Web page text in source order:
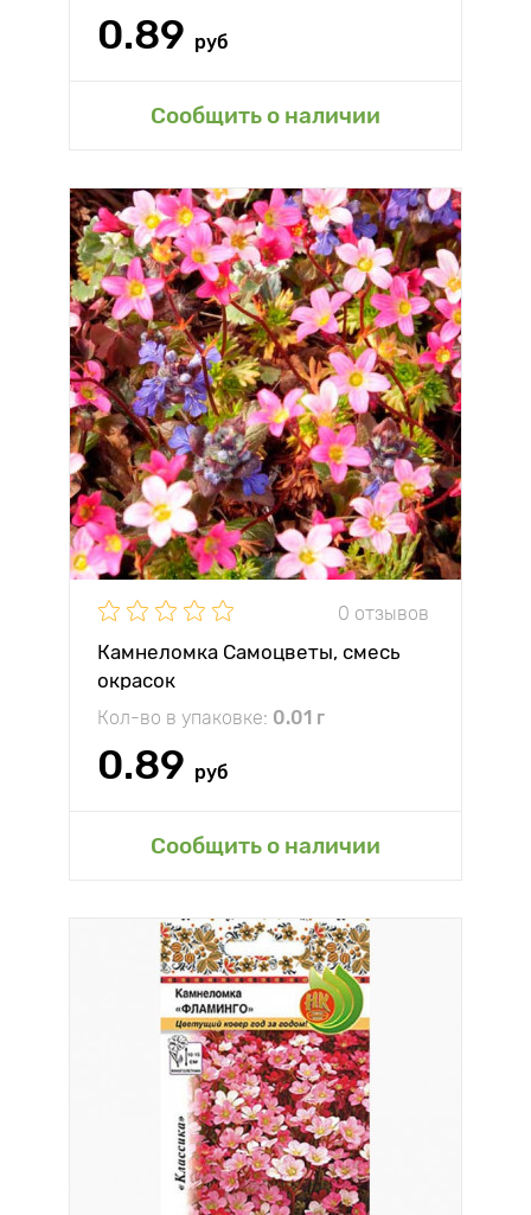
0.89 руб
Сообщить о наличии
0 отзывов
Камнеломка Самоцветы, смесь
окрасок
Кол-во в упаковке: 0.01 г
0.89 руб
Сообщить о наличии